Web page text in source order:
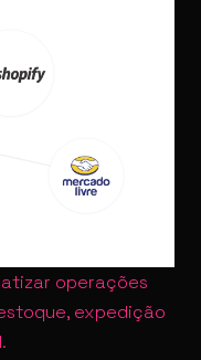
operações
expedição